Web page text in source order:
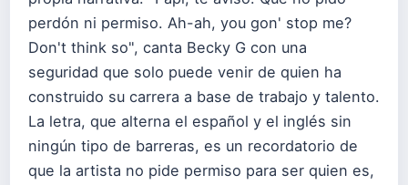
perdón ni permiso. Ah-ah, you gon' stop me?
Don't think so", canta Becky G con una
seguridad que solo puede venir de quien ha
construido su carrera a base de trabajo y talento.
La letra, que alterna el español y el inglés sin
ningún tipo de barreras, es un recordatorio de
que la artista no pide permiso para ser quien es,